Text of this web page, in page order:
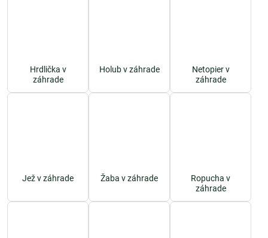
Hrdlička v
záhrade
Holub v záhrade
Netopier v
záhrade
Jež v záhrade Žaba v záhrade
Ropucha v
záhrade